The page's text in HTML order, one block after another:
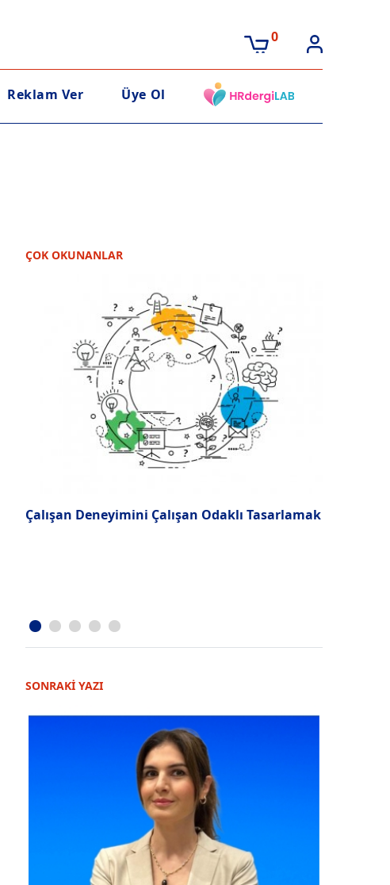
0
Reklam Ver Üye Ol
ÇOK OKUNANLAR
Çalışan Deneyimini Çalışan Odaklı Tasarlamak
SONRAKİ YAZI